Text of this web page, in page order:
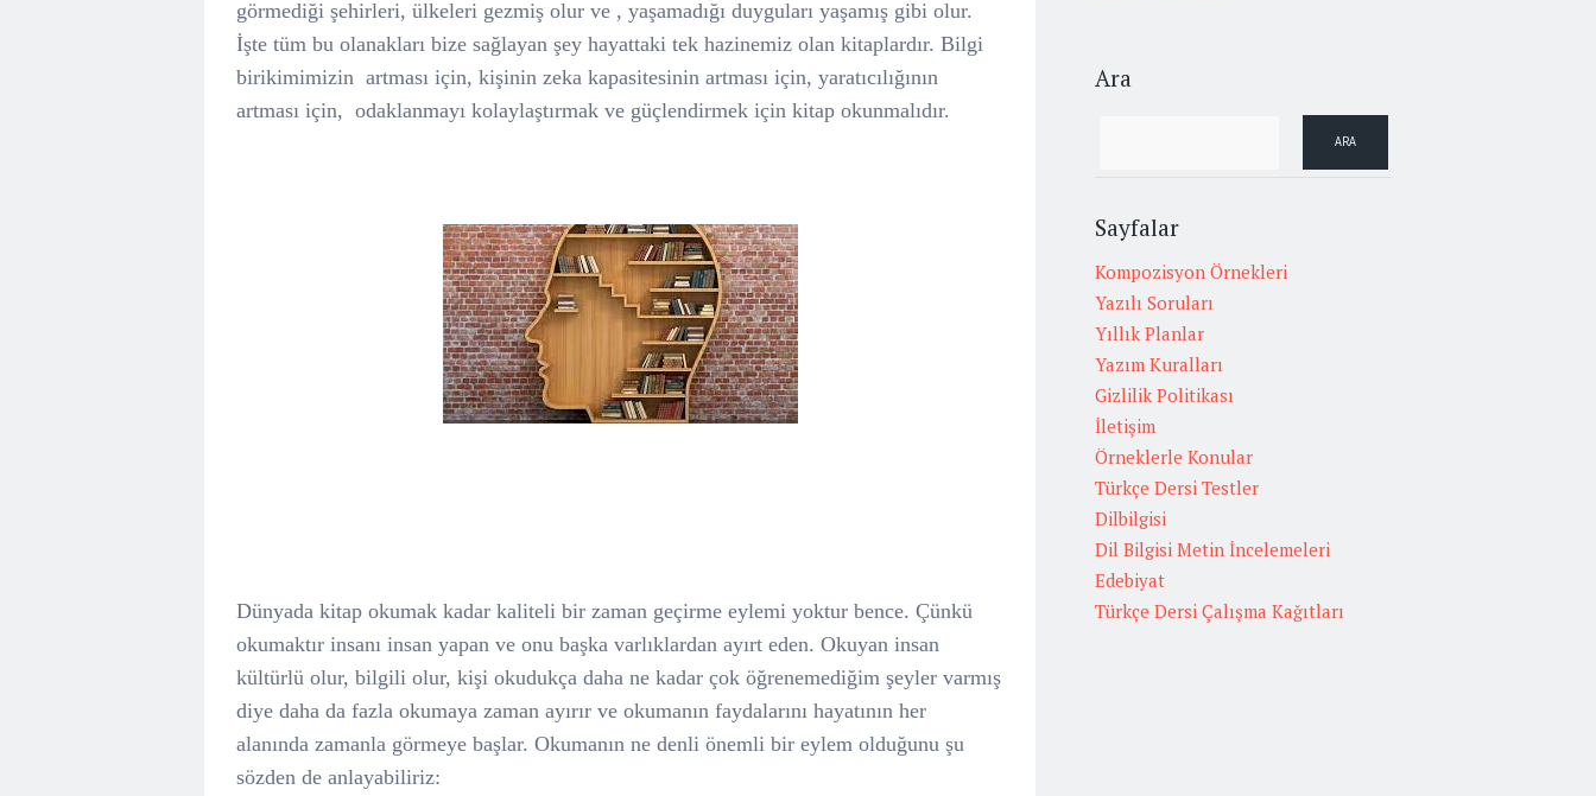
görmediği şehirleri, ülkeleri gezmiş olur ve , yaşamadığı duyguları yaşamış gibi olur.
İşte tüm bu olanakları bize sağlayan şey hayattaki tek hazinemiz olan kitaplardır. Bilgi
birikimimizin artması için, kişinin zeka kapasitesinin artması için, yaratıcılığının
artması için, odaklanmayı kolaylaştırmak ve güçlendirmek için kitap okunmalıdır.
Dünyada kitap okumak kadar kaliteli bir zaman geçirme eylemi yoktur bence. Çünkü
okumaktır insanı insan yapan ve onu başka varlıklardan ayırt eden. Okuyan insan
kültürlü olur, bilgili olur, kişi okudukça daha ne kadar çok öğrenemediğim şeyler varmış
diye daha da fazla okumaya zaman ayırır ve okumanın faydalarını hayatının her
alanında zamanla görmeye başlar. Okumanın ne denli önemli bir eylem olduğunu şu
sözden de anlayabiliriz:
Ara
Sayfalar
Kompozisyon Örnekleri
Yazılı Soruları
Yıllık Planlar
Yazım Kuralları
Gizlilik Politikası
İletişim
Örneklerle Konular
Türkçe Dersi Testler
Dilbilgisi
Dil Bilgisi Metin İncelemeleri
Edebiyat
Türkçe Dersi Çalışma Kağıtları